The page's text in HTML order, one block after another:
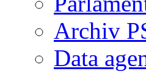
Archiv
Data